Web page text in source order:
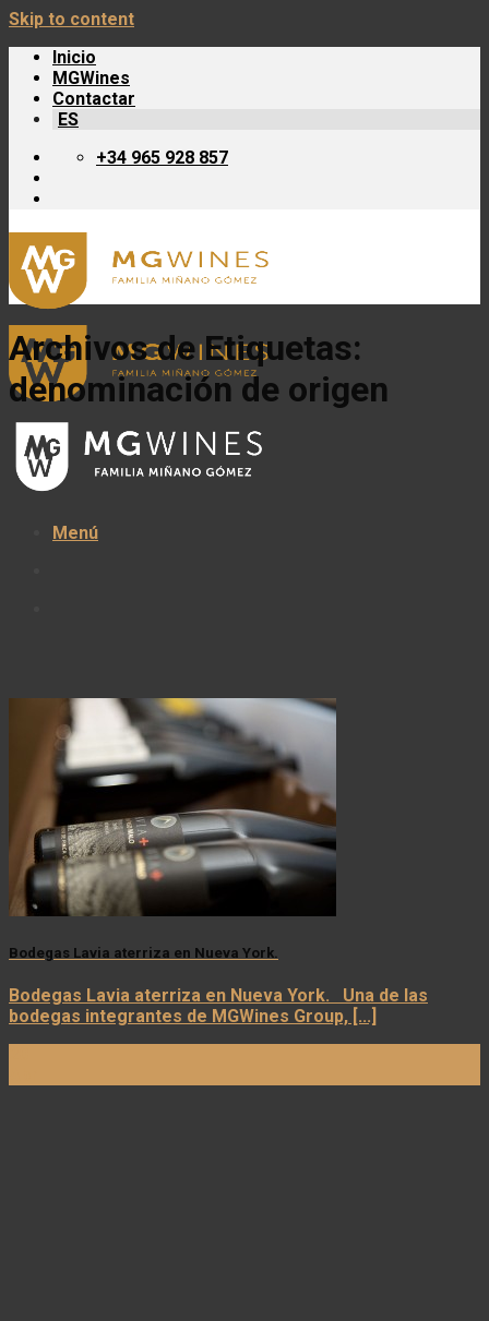
Skip to content
Inicio
MGWines
Contactar
ES
+34 965 928 857
Menú
Archivos de Etiquetas:
denominación de origen
Bodegas Lavia aterriza en Nueva York.
Bodegas Lavia aterriza en Nueva York. Una de las
bodegas integrantes de MGWines Group, [...]